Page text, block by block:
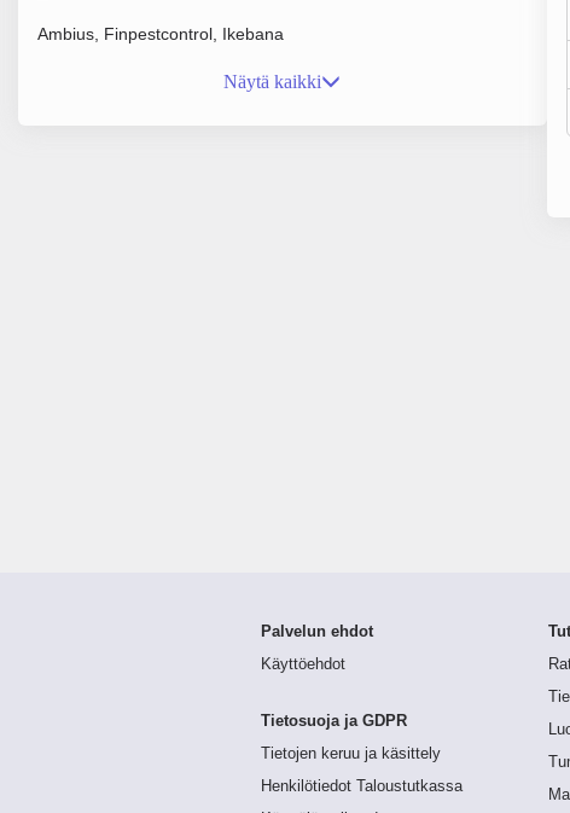
Ambius, Finpestcontrol, Ikebana
Näytä kaikki
Palvelun ehdot
Käyttöehdot
Tietosuoja ja GDPR
Tietojen keruu ja käsittely
Henkilötiedot Taloustutkassa